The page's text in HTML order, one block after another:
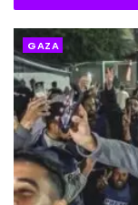
GAZA